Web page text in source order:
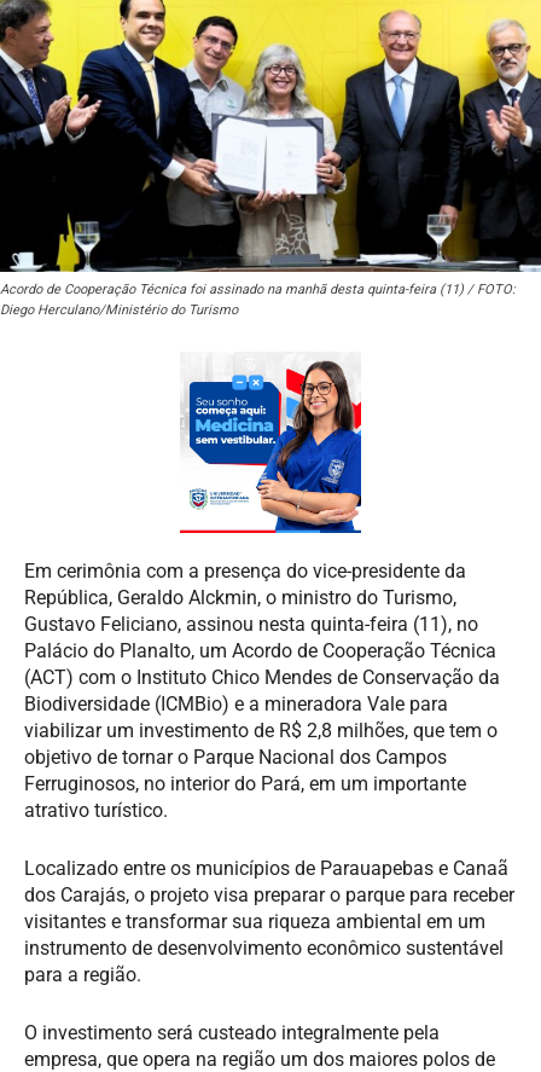
Acordo de Cooperação Técnica foi assinado na manhã desta quinta-feira (11) / FOTO:
Diego Herculano/Ministério do Turismo
Em cerimônia com a presença do vice-presidente da
República, Geraldo Alckmin, o ministro do Turismo,
Gustavo Feliciano, assinou nesta quinta-feira (11), no
Palácio do Planalto, um Acordo de Cooperação Técnica
(ACT) com o Instituto Chico Mendes de Conservação da
Biodiversidade (ICMBio) e a mineradora Vale para
viabilizar um investimento de R$ 2,8 milhões, que tem o
objetivo de tornar o Parque Nacional dos Campos
Ferruginosos, no interior do Pará, em um importante
atrativo turístico.
Localizado entre os municípios de Parauapebas e Canaã
dos Carajás, o projeto visa preparar o parque para receber
visitantes e transformar sua riqueza ambiental em um
instrumento de desenvolvimento econômico sustentável
para a região.
O investimento será custeado integralmente pela
empresa, que opera na região um dos maiores polos de